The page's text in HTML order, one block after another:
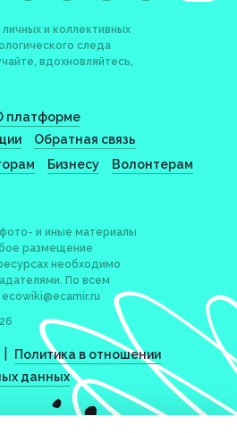
и коллективных
следа
вдохновляйтесь,
платформе
Обратная связь
Бизнесу Волонтерам
и иные материалы
размещение
необходимо
По всем
ecowiki@ecamir.ru
Политика в отношении
данных